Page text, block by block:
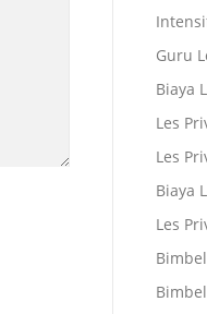
Guru
Biaya
Les
Les
Biaya
Les